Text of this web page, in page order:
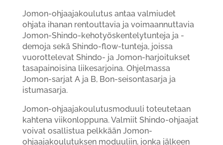
Jomon-ohjaajakoulutus antaa valmiudet
ohjata ihanan rentouttavia ja voimaannuttavia
Jomon-Shindo-kehotyöskentelytunteja ja -
demoja sekä Shindo-flow-tunteja, joissa
vuorottelevat Shindo- ja Jomon-harjoitukset
tasapainoisina liikesarjoina. Ohjelmassa
Jomon-sarjat A ja B, Bon-seisontasarja ja
istumasarja.
Jomon-ohjaajakoulutusmoduuli toteutetaan
kahtena viikonloppuna. Valmiit Shindo-ohjaajat
voivat osallistua pelkkään Jomon-
ohjaajakoulutuksen moduuliin, jonka jälkeen